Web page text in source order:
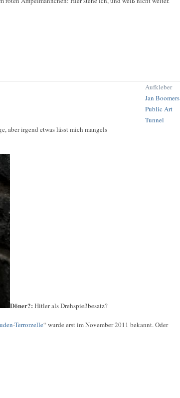
Aufkleber
Jan Boomers
Public Art
Tunnel
aber irgend etwas lässt mich mangels
Döner?: Hitler als Drehspießbesatz?
-Terrorzelle“ wurde erst im November 2011 bekannt. Oder